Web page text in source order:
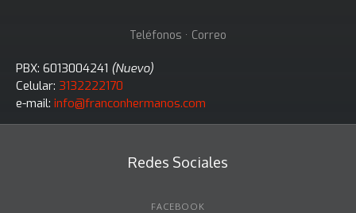
Teléfonos · Correo
PBX: 6013004241 (Nuevo)
Celular: 3132222170
e-mail: info@franconhermanos.com
Redes Sociales
FACEBOOK